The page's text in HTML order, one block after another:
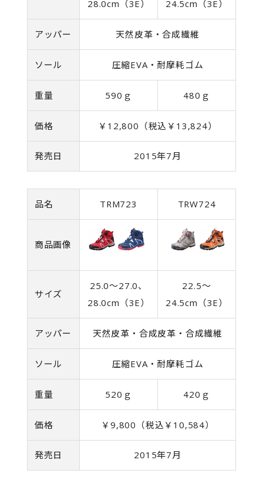
28.0cm（3E） 24.5cm（3E）
アッパー 天然皮革・合成繊維
ソール 圧縮EVA・耐摩耗ゴム
重量 590ｇ 480ｇ
価格 ￥12,800（税込￥13,824）
発売日 2015年7月
品名 TRM723 TRW724
商品画像
サイズ
25.0～27.0、
28.0cm（3E）
22.5～
24.5cm（3E）
アッパー 天然皮革・合成皮革・合成繊維
ソール 圧縮EVA・耐摩耗ゴム
重量 520ｇ 420ｇ
価格 ￥9,800（税込￥10,584）
発売日 2015年7月